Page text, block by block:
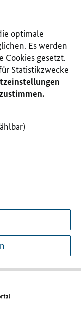
optimale
Es werden
Cookies gesetzt.
Statistikzwecke